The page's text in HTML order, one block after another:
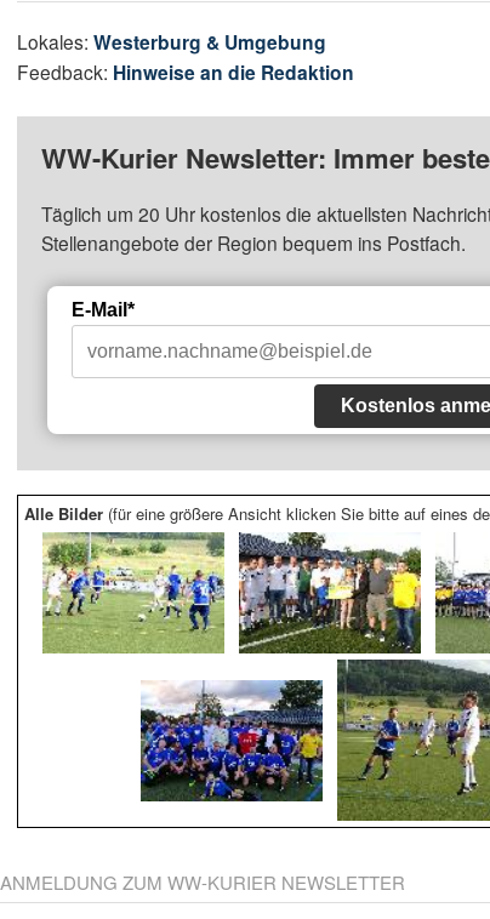
Lokales:Westerburg & Umgebung
Feedback: Hinweise an die Redaktion
WW-Kurier Newsletter: Immer
Täglich um 20 Uhr kostenlos die aktuellsten
Stellenangebote der Region bequem ins Postfach.
E-Mail*
Kostenlos
Alle Bilder (für eine größere Ansicht klicken Sie bitte auf eines
ANMELDUNG ZUM WW-KURIER NEWSLETTER